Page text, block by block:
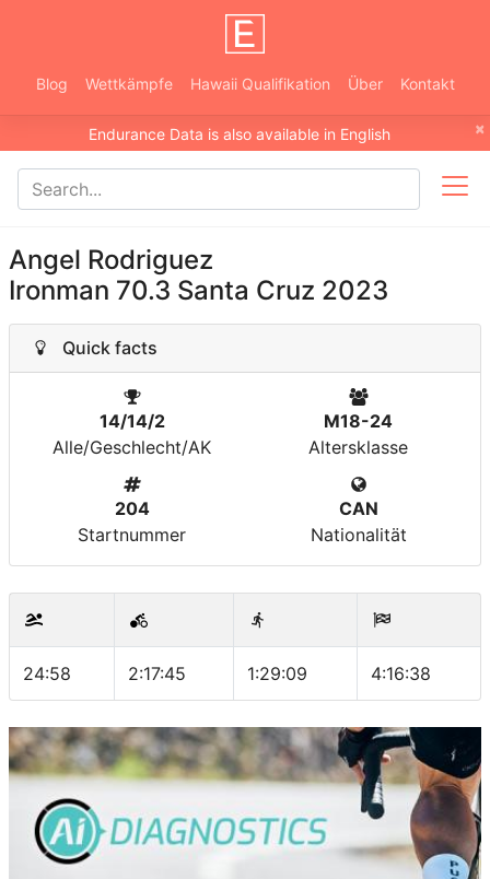
Blog Wettkämpfe Hawaii Qualifikation Über Kontakt
×
Endurance Data is also available in English
Angel Rodriguez
Ironman 70.3 Santa Cruz 2023
Quick facts
14/14/2
Alle/Geschlecht/AK
M18-24
Altersklasse
204
Startnummer
CAN
Nationalität
24:58 2:17:45 1:29:09 4:16:38